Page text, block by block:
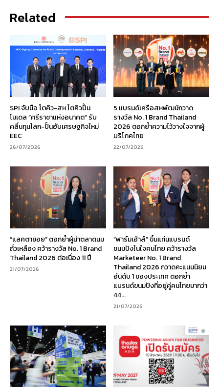
Related
SPI จับมือ โตคิว-สห โตคิวปั้น
โมเดล “ศรีราชาแห่งอนาคต” รับ
คลื่นทุนโลก-ปั้นฮับเศรษฐกิจใหม่
EEC
26/07/2026
5 แบรนด์เครือสหพัฒน์กวาด
รางวัล No. 1 Brand Thailand
2026 ตอกย้ำความไว้วางใจจากผู้
บริโภคไทย
22/07/2026
“แลคตาซอย” ตอกย้ำผู้นำตลาดนม
ถั่วเหลือง คว้ารางวัล No. 1 Brand
Thailand 2026 ต่อเนื่อง 11 ปี
21/07/2026
“ฟาร์มเฮ้าส์” ขึ้นแท่นแบรนด์
ขนมปังในใจคนไทย คว้ารางวัล
Marketeer No. 1 Brand
Thailand 2026 กวาดคะแนนนิยม
อันดับ 1 ของประเทศ ตอกย้ำ
แบรนด์ขนมปังที่อยู่คู่คนไทยมากว่า
44...
21/07/2026